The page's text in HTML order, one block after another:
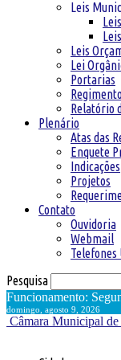
Leis
Leis
Lei
Portarias
Relatório
Plenário
Atas das
Enquete
Indicações
Projetos
Contato
Ouvidoria
Webmail
Telefones
Pesquisa
Funcionamento:
domingo, agosto 9, 2026
Câmara Municipal